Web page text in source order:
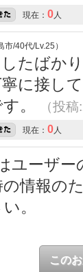
現在： 0人
/40代/Lv.25）
たばか
に接し
。
（投
現在： 0人
ユーザー
情報の
。
この